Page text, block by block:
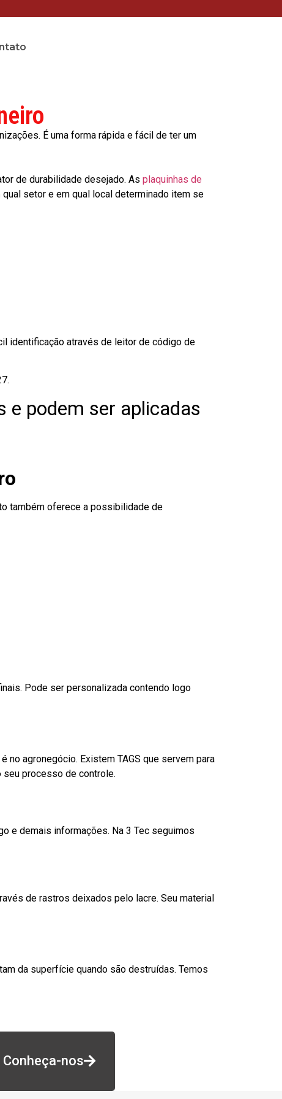
É uma forma rápida e fácil de ter um
de durabilidade desejado. As plaquinhas de
setor e em qual local determinado item se
identificação através de leitor de código de
e podem ser aplicadas
também oferece a possibilidade de
Pode ser personalizada contendo logo
agronegócio. Existem TAGS que servem para
seu processo de controle.
e demais informações. Na 3 Tec seguimos
de rastros deixados pelo lacre. Seu material
da superfície quando são destruídas. Temos
Conheça-nos